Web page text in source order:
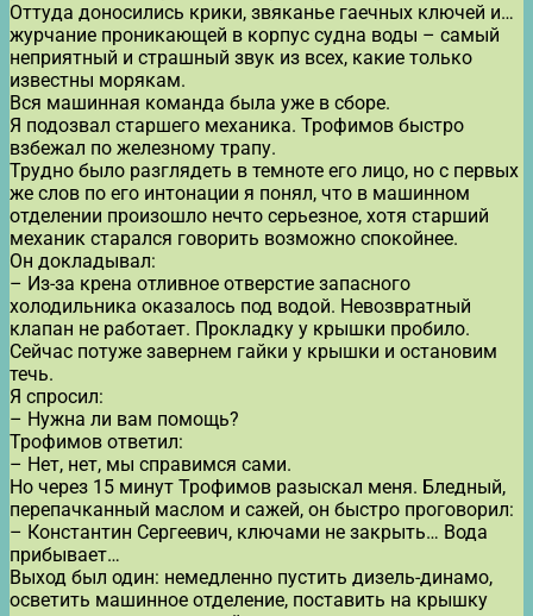
Оттуда доносились крики, звяканье гаечных ключей и…
журчание проникающей в корпус судна воды – самый
неприятный и страшный звук из всех, какие только
известны морякам.
Вся машинная команда была уже в сборе.
Я подозвал старшего механика. Трофимов быстро
взбежал по железному трапу.
Трудно было разглядеть в темноте его лицо, но с первых
же слов по его интонации я понял, что в машинном
отделении произошло нечто серьезное, хотя старший
механик старался говорить возможно спокойнее.
Он докладывал:
– Из-за крена отливное отверстие запасного
холодильника оказалось под водой. Невозвратный
клапан не работает. Прокладку у крышки пробило.
Сейчас потуже завернем гайки у крышки и остановим
течь.
Я спросил:
– Нужна ли вам помощь?
Трофимов ответил:
– Нет, нет, мы справимся сами.
Но через 15 минут Трофимов разыскал меня. Бледный,
перепачканный маслом и сажей, он быстро проговорил:
– Константин Сергеевич, ключами не закрыть… Вода
прибывает…
Выход был один: немедленно пустить дизель-динамо,
осветить машинное отделение, поставить на крышку